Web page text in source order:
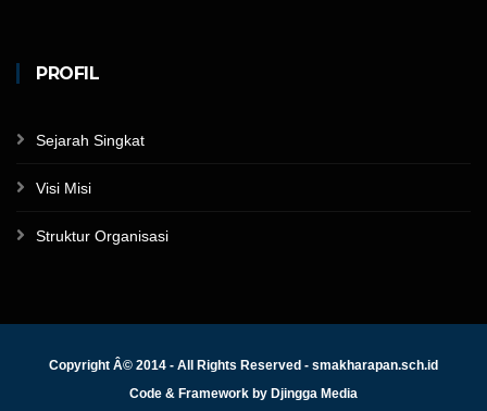
PROFIL
Sejarah Singkat
Visi Misi
Struktur Organisasi
Copyright Â© 2014 - All Rights Reserved - smakharapan.sch.id
Code & Framework by Djingga Media